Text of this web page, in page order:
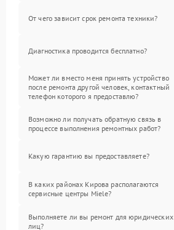
От чего зависит срок ремонта техники?
Диагностика проводится бесплатно?
Может ли вместо меня принять устройство
после ремонта другой человек, контактный
телефон которого я предоставлю?
Возможно ли получать обратную связь в
процессе выполнения ремонтных работ?
Какую гарантию вы предоставляете?
В каких районах Кирова располагаются
сервисные центры Miele?
Выполняете ли вы ремонт для юридических
лиц?